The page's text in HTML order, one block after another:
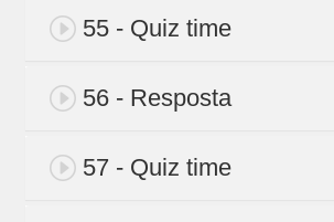
55 - Quiz time
56 - Resposta
57 - Quiz time